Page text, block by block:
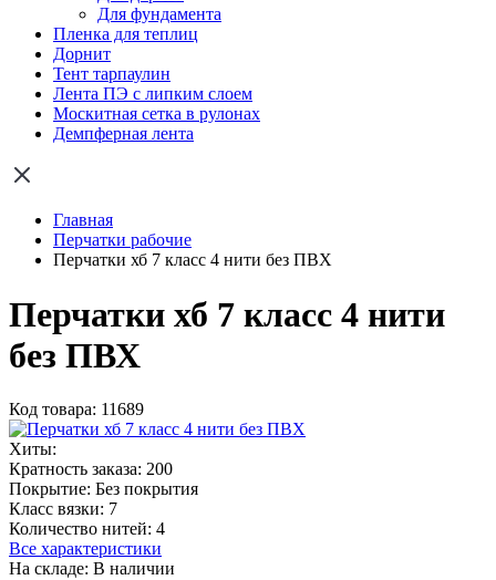
Для фундамента
Пленка для теплиц
Дорнит
Тент тарпаулин
Лента ПЭ с липким слоем
Москитная сетка в рулонах
Демпферная лента
Главная
Перчатки рабочие
Перчатки хб 7 класс 4 нити без ПВХ
Перчатки хб 7 класс 4 нити
без ПВХ
Код товара: 11689
Хиты:
Кратность заказа: 200
Покрытие: Без покрытия
Класс вязки: 7
Количество нитей: 4
Все характеристики
На складе: В наличии